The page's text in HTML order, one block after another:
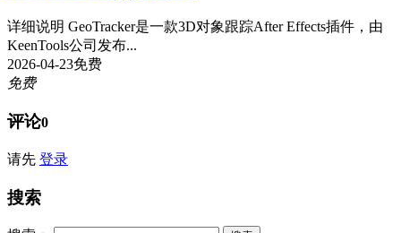
详细说明 GeoTracker是一款3D对象跟踪After Effects插件，由
KeenTools公司发布...
2026-04-23免费
免费
评论0
请先 登录
搜索